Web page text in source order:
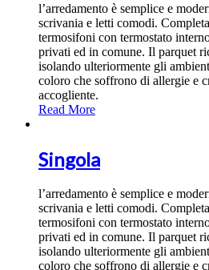
l’arredamento è semplice e
scrivania e letti comodi.
termosifoni con termostato
privati ed in comune. Il parquet
isolando ulteriormente gli
coloro che soffrono di allergie e
accogliente.
Read More
Singola
l’arredamento è semplice e
scrivania e letti comodi.
termosifoni con termostato
privati ed in comune. Il parquet
isolando ulteriormente gli
coloro che soffrono di allergie e